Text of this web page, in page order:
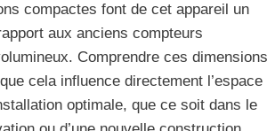
compactes font de cet appareil un
aux anciens compteurs
Comprendre ces dimensions
cela influence directement l’espace
optimale, que ce soit dans le